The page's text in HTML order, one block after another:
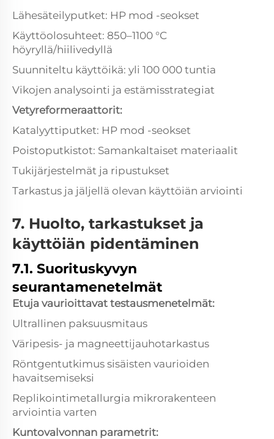
Lähesäteilyputket: HP mod -seokset
Käyttöolosuhteet: 850–1100 °C
höyryllä/hiilivedyllä
Suunniteltu käyttöikä: yli 100 000 tuntia
Vikojen analysointi ja estämisstrategiat
Vetyreformeraattorit:
Katalyyttiputket: HP mod -seokset
Poistoputkistot: Samankaltaiset materiaalit
Tukijärjestelmät ja ripustukset
Tarkastus ja jäljellä olevan käyttöiän arviointi
7. Huolto, tarkastukset ja
käyttöiän pidentäminen
7.1. Suorituskyvyn
seurantamenetelmät
Etuja vaurioittavat testausmenetelmät:
Ultrallinen paksuusmitaus
Väripesis- ja magneettijauhotarkastus
Röntgentutkimus sisäisten vaurioiden
havaitsemiseksi
Replikointimetallurgia mikrorakenteen
arviointia varten
Kuntovalvonnan parametrit: